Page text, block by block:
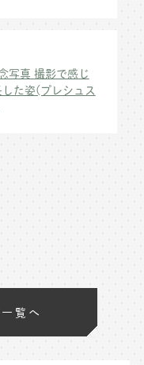
写真 撮影で感じ
た姿(プレシュス
覧へ